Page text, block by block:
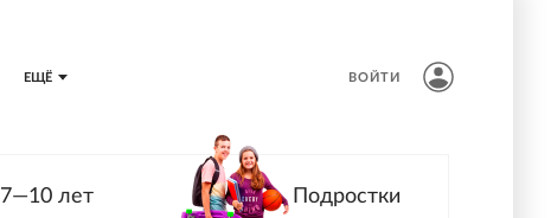
ЕЩЁ ВОЙТИ
7—10 лет Подростки